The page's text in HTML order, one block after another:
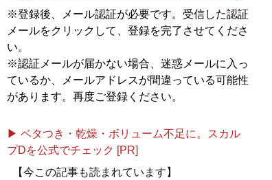
※登録後、メール認証が必要です。受信した認証
メールをクリックして、登録を完了させてくださ
い。
※認証メールが届かない場合、迷惑メールに入っ
ているか、メールアドレスが間違っている可能性
があります。再度ご登録ください。
▶ ベタつき・乾燥・ボリューム不足に。スカル
プDを公式でチェック [PR]
【今この記事も読まれています】